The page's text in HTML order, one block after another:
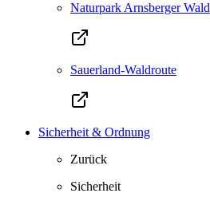
Naturpark Arnsberger Wald
Sauerland-Waldroute
Sicherheit & Ordnung
Zurück
Sicherheit